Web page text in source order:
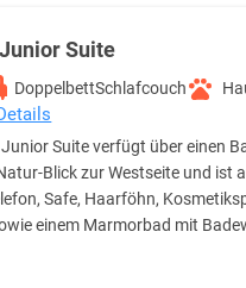
Suite
DoppelbettSchlafcouch
Suite verfügt über einen
Blick zur Westseite und ist
Safe, Haarföhn,
einem Marmorbad mit